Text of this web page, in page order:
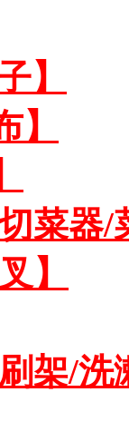
】
】
菜器
】
架/洗